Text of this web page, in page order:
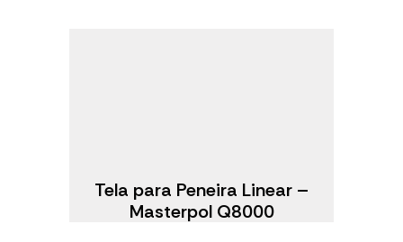
Tela para Peneira Linear –
Masterpol Q8000